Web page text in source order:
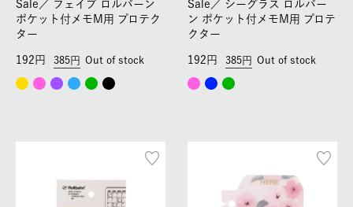
Sale／ フェイブ ロルバーン
ポケット付メモM用 プロテク
ター
385
192 Out of stock
Sale／ シーグラス ロルバー
ン ポケット付メモM用 プロテ
クター
385
192 Out of stock